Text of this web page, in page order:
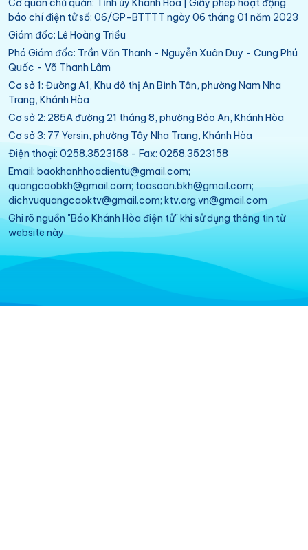
Cơ quan chủ quản: Tỉnh ủy Khánh Hòa | Giấy phép hoạt động
báo chí điện tử số: 06/GP-BTTTT ngày 06 tháng 01 năm 2023
Giám đốc: Lê Hoàng Triều
Phó Giám đốc: Trần Văn Thanh - Nguyễn Xuân Duy - Cung Phú
Quốc - Võ Thanh Lâm
Cơ sở 1: Đường A1, Khu đô thị An Bình Tân, phường Nam Nha
Trang, Khánh Hòa
Cơ sở 2: 285A đường 21 tháng 8, phường Bảo An, Khánh Hòa
Cơ sở 3: 77 Yersin, phường Tây Nha Trang, Khánh Hòa
Điện thoại: 0258.3523158 - Fax: 0258.3523158
Email: baokhanhhoadientu@gmail.com;
quangcaobkh@gmail.com; toasoan.bkh@gmail.com;
dichvuquangcaoktv@gmail.com; ktv.org.vn@gmail.com
Ghi rõ nguồn "Báo Khánh Hòa điện tử" khi sử dụng thông tin từ
website này